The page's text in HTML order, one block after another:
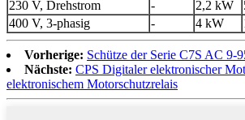
230 V, Drehstrom
- 2,2 kW
400 V, 3-phasig
- 4 kW
Vorherige: Schütze der Serie C7S AC 9-
Nächste: CPS Digitaler elektronischer
elektronischem Motorschutzrelais